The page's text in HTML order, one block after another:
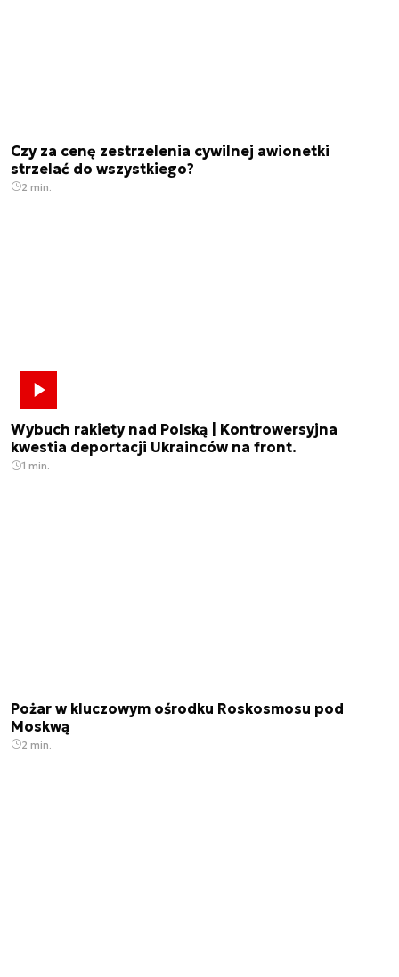
Czy za cenę zestrzelenia cywilnej awionetki
strzelać do wszystkiego?
2 min.
Wybuch rakiety nad Polską | Kontrowersyjna
kwestia deportacji Ukrainców na front.
1 min.
Pożar w kluczowym ośrodku Roskosmosu pod
Moskwą
2 min.